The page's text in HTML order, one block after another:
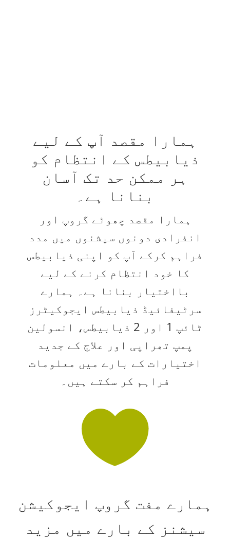
ہمارا مقصد آپ کے لیے
ذیابیطس کے انتظام کو
ہر ممکن حد تک آسان
بنانا ہے۔
ہمارا مقصد چھوٹے گروپ اور
انفرادی دونوں سیشنوں میں مدد
فراہم کرکے آپ کو اپنی ذیابیطس
کا خود انتظام کرنے کے لیے
بااختیار بنانا ہے۔ ہمارے
سرٹیفائیڈ ذیابیطس ایجوکیٹرز
ٹائپ 1 اور 2 ذیابیطس، انسولین
پمپ تھراپی اور علاج کے جدید
اختیارات کے بارے میں معلومات
فراہم کر سکتے ہیں۔

ہمارے مفت گروپ ایجوکیشن
سیشنز کے بارے میں مزید